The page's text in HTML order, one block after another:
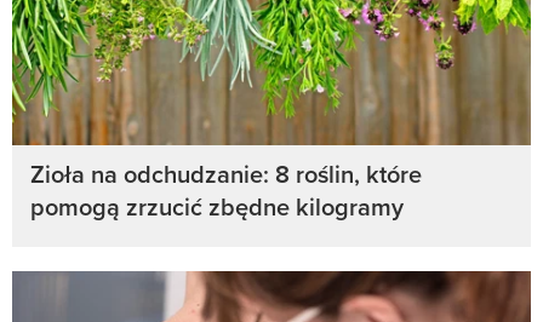
Zioła na odchudzanie: 8 roślin, które
pomogą zrzucić zbędne kilogramy